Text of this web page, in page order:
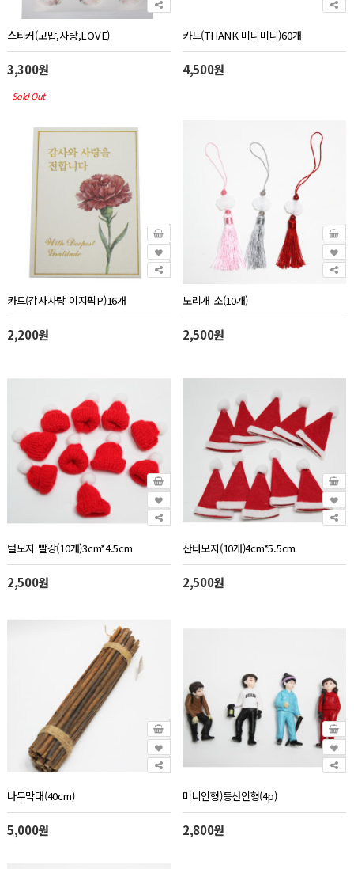
스티커(고맙,사랑,LOVE)
3,300원
Sold Out
카드(THANK 미니미니)60개
4,500원
카드(감사사랑 이지픽P)16개
2,200원
노리개 소(10개)
2,500원
털모자 빨강(10개)3cm*4.5cm
2,500원
산타모자(10개)4cm*5.5cm
2,500원
나무막대(40cm)
5,000원
미니인형)등산인형(4p)
2,800원